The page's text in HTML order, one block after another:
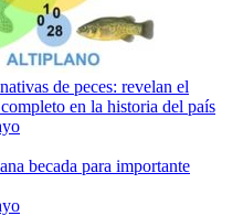
de peces: revelan el
en la historia del país
becada para importante